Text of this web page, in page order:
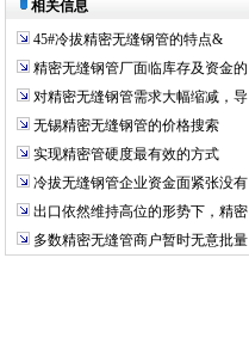
相关信息
45#冷拔精密无缝钢管的特点&
精密无缝钢管厂面临库存及资金的
对精密无缝钢管需求大幅缩减，导
无锡精密无缝钢管的价格搜索
实现精密管硬度最有效的方式
冷拔无缝钢管企业资金面紧张没有
出口依然维持高位的形势下，精密
多数精密无缝管商户暂时无意批量